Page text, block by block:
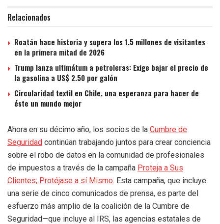
Relacionados
Roatán hace historia y supera los 1.5 millones de visitantes
en la primera mitad de 2026
Trump lanza ultimátum a petroleras: Exige bajar el precio de
la gasolina a US$ 2.50 por galón
Circularidad textil en Chile, una esperanza para hacer de
éste un mundo mejor
Ahora en su décimo año, los socios de la Cumbre de
Seguridad continúan trabajando juntos para crear conciencia
sobre el robo de datos en la comunidad de profesionales
de impuestos a través de la campaña Proteja a Sus
Clientes; Protéjase a sí Mismo. Esta campaña, que incluye
una serie de cinco comunicados de prensa, es parte del
esfuerzo más amplio de la coalición de la Cumbre de
Seguridad—que incluye al IRS, las agencias estatales de